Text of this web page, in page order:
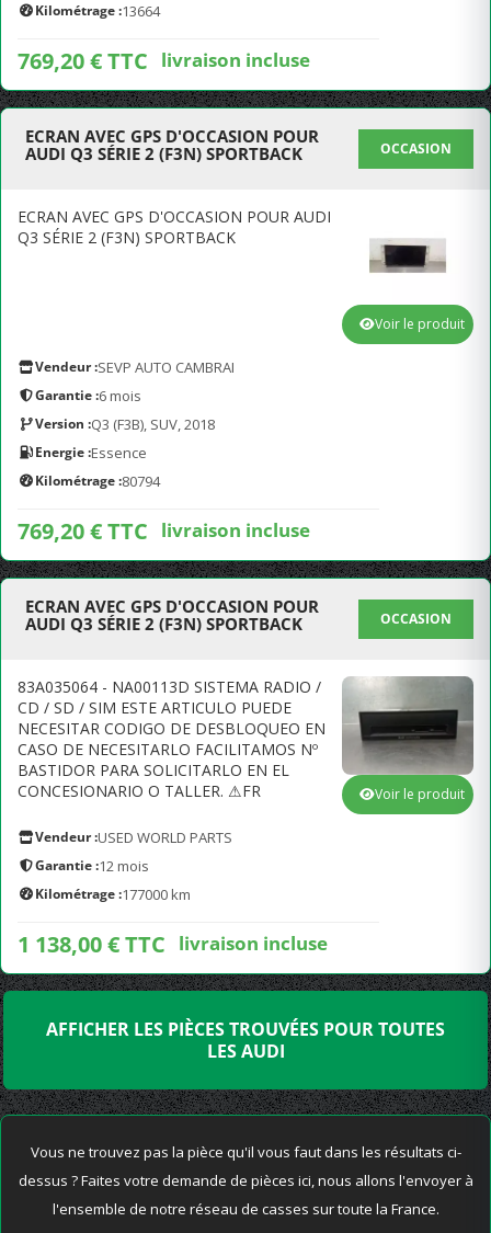
Kilométrage :13664
769,20 € TTC livraison incluse
ECRAN AVEC GPS D'OCCASION POUR
AUDI Q3 SÉRIE 2 (F3N) SPORTBACK
OCCASION
ECRAN AVEC GPS D'OCCASION POUR AUDI
Q3 SÉRIE 2 (F3N) SPORTBACK
Vendeur :SEVP AUTO CAMBRAI
Garantie :6 mois
Version :Q3 (F3B), SUV, 2018
Energie :Essence
Kilométrage :80794
769,20 € TTC livraison incluse
Voir le produit
ECRAN AVEC GPS D'OCCASION POUR
AUDI Q3 SÉRIE 2 (F3N) SPORTBACK
OCCASION
83A035064 - NA00113D SISTEMA RADIO /
CD / SD / SIM ESTE ARTICULO PUEDE
NECESITAR CODIGO DE DESBLOQUEO EN
CASO DE NECESITARLO FACILITAMOS Nº
BASTIDOR PARA SOLICITARLO EN EL
CONCESIONARIO O TALLER. ⚠FR
Vendeur :USED WORLD PARTS
Garantie :12 mois
Kilométrage :177000 km
1 138,00 € TTC livraison incluse
Voir le produit
AFFICHER LES PIÈCES TROUVÉES POUR TOUTES
LES AUDI
Vous ne trouvez pas la pièce qu'il vous faut dans les résultats ci-
dessus ? Faites votre demande de pièces ici, nous allons l'envoyer à
l'ensemble de notre réseau de casses sur toute la France.